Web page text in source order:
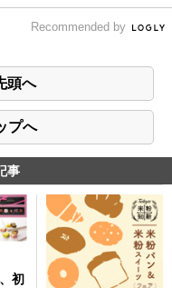
Recommended by
頭へ
プへ
事
初